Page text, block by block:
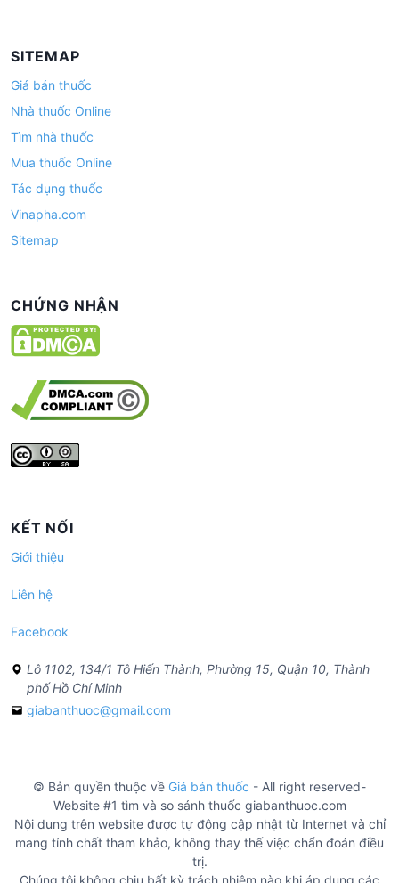
SITEMAP
Giá bán thuốc
Nhà thuốc Online
Tìm nhà thuốc
Mua thuốc Online
Tác dụng thuốc
Vinapha.com
Sitemap
CHỨNG NHẬN
KẾT NỐI
Giới thiệu
Liên hệ
Facebook
Lô 1102, 134/1 Tô Hiến Thành, Phường 15, Quận 10, Thành
phố Hồ Chí Minh
giabanthuoc@gmail.com
© Bản quyền thuộc về Giá bán thuốc - All right reserved-
Website #1 tìm và so sánh thuốc giabanthuoc.com
Nội dung trên website được tự động cập nhật từ Internet và chỉ
mang tính chất tham khảo, không thay thế việc chẩn đoán điều
trị.